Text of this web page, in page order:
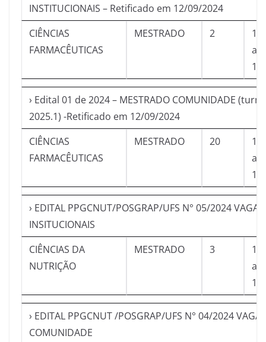
INSTITUCIONAIS – Retificado em 12/09/2024
CIÊNCIAS
FARMACÊUTICAS
MESTRADO 2
a
› Edital 01 de 2024 – MESTRADO COMUNIDADE
2025.1) -Retificado em 12/09/2024
CIÊNCIAS
FARMACÊUTICAS
MESTRADO 20
a
› EDITAL PPGCNUT/POSGRAP/UFS N° 05/2024 VAGAS
INSITUCIONAIS
CIÊNCIAS DA
NUTRIÇÃO
MESTRADO 3
a
› EDITAL PPGCNUT /POSGRAP/UFS N° 04/2024
COMUNIDADE